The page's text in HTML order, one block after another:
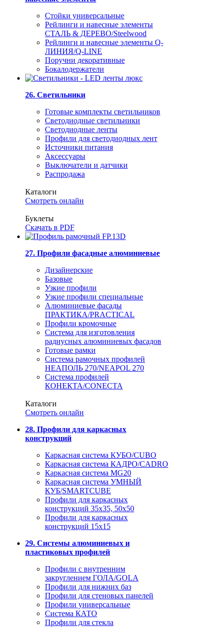
Стойки универсальные
Рейлинги и навесные элементы
СТАЛЬ & ДЕРЕВО/Steelwood
Рейлинги и навесные элементы Q-
ЛИНИЯ/Q-LINE
Поручни декоративные
Бокалодержатели
26. Светильники
Готовые комплекты светильников
Светодиодные светильники
Светодиодные ленты
Профили для светодиодных лент
Источники питания
Аксессуары
Выключатели и датчики
Распродажа
Каталоги
Смотреть онлайн
Буклеты
Скачать в PDF
27. Профили фасадные алюминиевые
Дизайнерские
Базовые
Узкие профили
Узкие профили специальные
Алюминиевые фасады
ПРАКТИКА/PRACTICAL
Профили кромочные
Система для изготовления
радиусных алюминиевых фасадов
Готовые рамки
Система рамочных профилей
НЕАПОЛЬ 270/NEAPOL 270
Система профилей
КОНЕКТА/CONECTA
Каталоги
Смотреть онлайн
28. Профили для каркасных
конструкций
Каркасная система КУБО/CUBO
Каркасная система КАДРО/CADRO
Каркасная система MG20
Каркасная система УМНЫЙ
КУБ/SMARTCUBE
Профили для каркасных
конструкций 35x35, 50x50
Профили для каркасных
конструкций 15х15
29. Системы алюминиевых и
пластиковых профилей
Профили с внутренним
закруглением ГОЛА/GOLA
Профили для нижних баз
Профили для стеновых панелей
Профили универсальные
Система КАТО
Профили для стекла